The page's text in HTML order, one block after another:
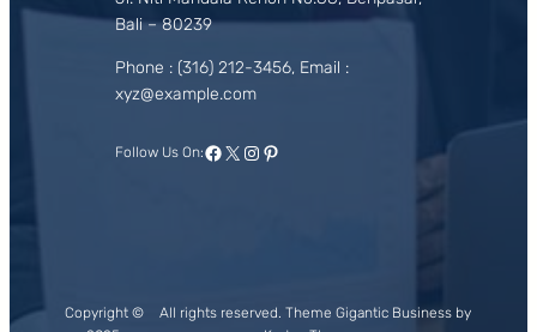
Bali – 80239
Phone : (316) 212-3456, Email :
xyz@example.com
Follow Us On:Facebook
X Instagram
Pinterest
Copyright ©
All rights reserved. Theme Gigantic Business by